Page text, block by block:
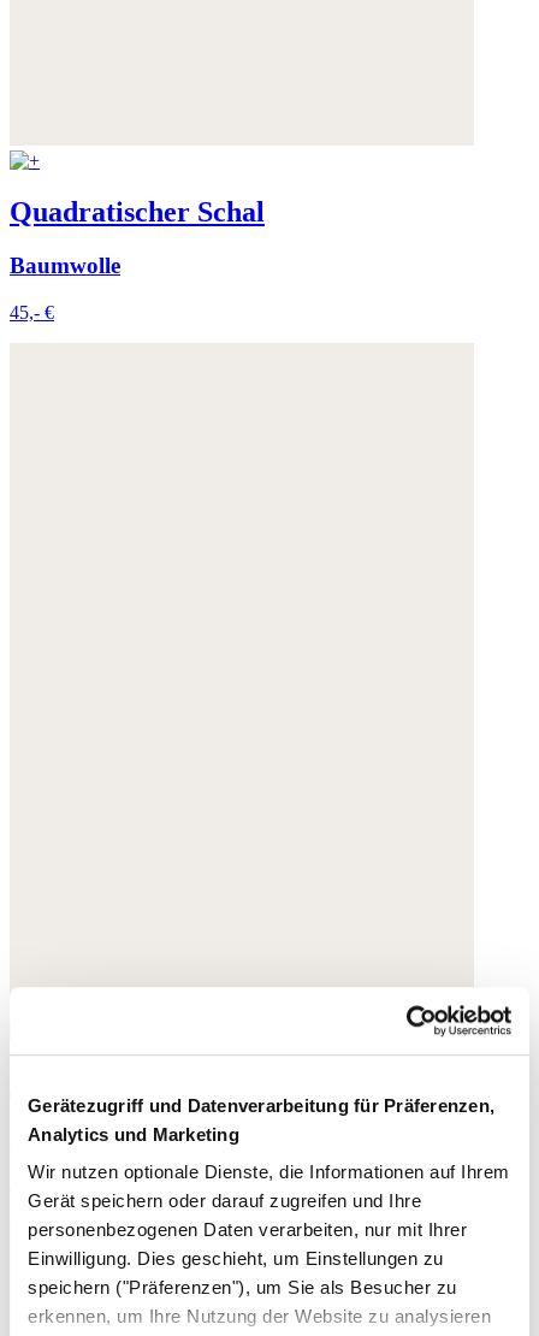
Gerätezugriff und Datenverarbeitung für Präferenzen,
Analytics und Marketing
Wir nutzen optionale Dienste, die Informationen auf Ihrem
Gerät speichern oder darauf zugreifen und Ihre
personenbezogenen Daten verarbeiten, nur mit Ihrer
Einwilligung. Dies geschieht, um Einstellungen zu
speichern ("Präferenzen"), um Sie als Besucher zu
erkennen, um Ihre Nutzung der Website zu analysieren
Quadratischer Schal
Baumwolle
45,- €
Leder
158,- €